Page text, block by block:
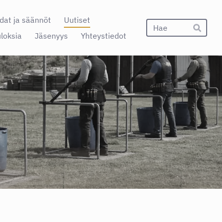
ja säännöt
Uutiset
Jäsenyys Yhteystiedot Hae